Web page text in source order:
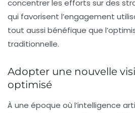
concentrer les efforts sur des
qui favorisent l’engagement
tout aussi bénéfique que
traditionnelle.
Adopter une nouvelle
optimisé
À une époque où l’intelligence